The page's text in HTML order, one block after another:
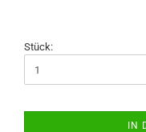
Stück:
IN